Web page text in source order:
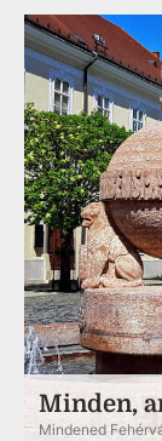
Minden,
Mindened